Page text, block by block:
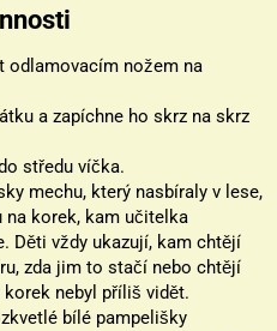
odlamovacím nožem na
a zapíchne ho skrz na skrz
středu víčka.
mechu, který nasbíraly v lese,
korek, kam učitelka
Děti vždy ukazují, kam chtějí
zda jim to stačí nebo chtějí
nebyl příliš vidět.
bílé pampelišky